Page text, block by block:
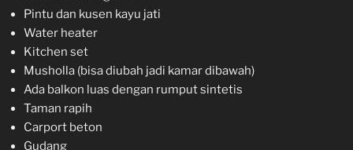
Pintu dan kusen kayu jati
Water heater
Kitchen set
Musholla (bisa diubah jadi kamar dibawah)
Ada balkon luas dengan rumput sintetis
Taman rapih
Carport beton
Gudang